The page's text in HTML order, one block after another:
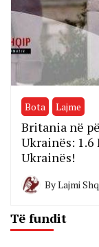
Bota Lajme
Britania në
Ukrainës:
Ukrainës!
ByLajmi
Të fundit